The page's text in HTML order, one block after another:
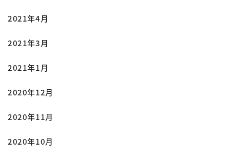
2021年4月
2021年3月
2021年1月
2020年12月
2020年11月
2020年10月